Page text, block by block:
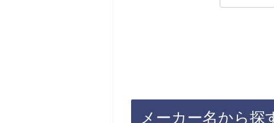
メーカー名から探